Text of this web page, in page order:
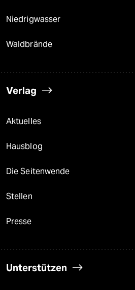
Niedrigwasser
Waldbrände
Verlag
Aktuelles
Hausblog
Die Seitenwende
Stellen
Presse
Unterstützen